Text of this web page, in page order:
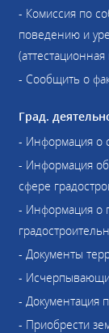
- Комиссия по
поведению и
- Сообщить о
Град.
- Информация о
- Информация
сфере
- Информация о
- Документы
-
- Документация
- Приобрести